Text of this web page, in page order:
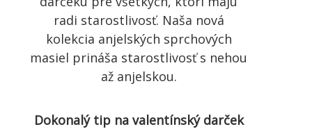
radi starostlivosť. Naša nová
kolekcia anjelských sprchových
masiel prináša starostlivosť s nehou
až anjelskou.
Dokonalý tip na valentínský darček